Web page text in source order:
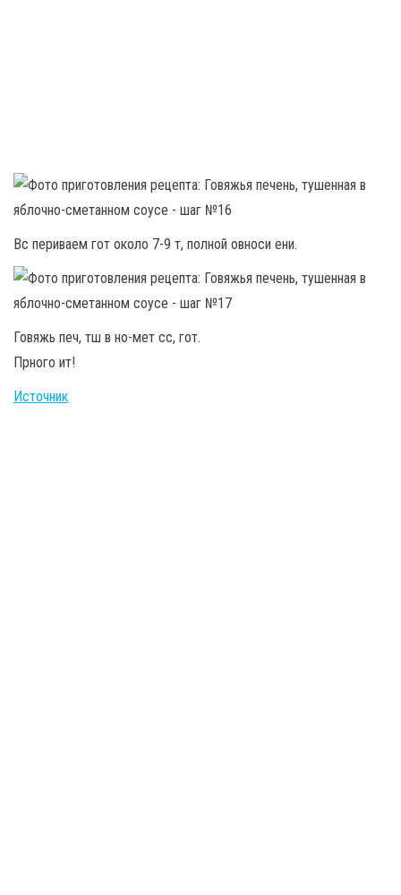
Вс периваем гот около 7-9 т, полной овноси ени.
Говяжь печ, тш в но-мет сс, гот.
Прного ит!
Источник